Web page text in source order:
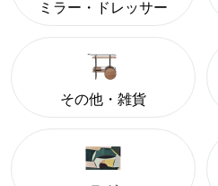
ミラー・ドレッサー
その他・雑貨